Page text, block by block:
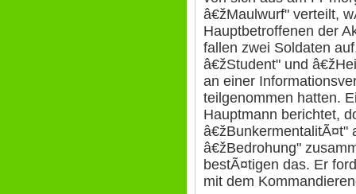
â€žMaulwurf" verteilt,
Hauptbetroffenen der
fallen zwei Soldaten
â€žStudent" und
an einer
teilgenommen hatten.
Hauptmann berichtet,
â€žBunkermentalitÃ¤t"
â€žBedrohung"
bestÃ¤tigen das. Er
mit dem